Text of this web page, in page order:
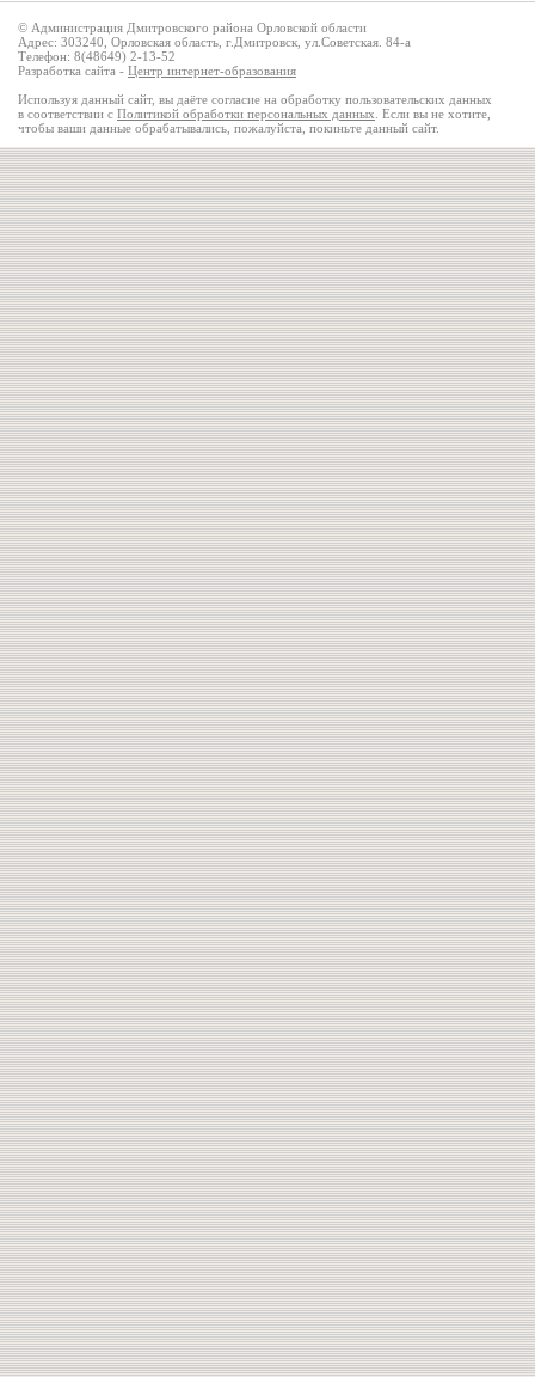
© Администрация Дмитровского района Орловской области
Адрес: 303240, Орловская область, г.Дмитровск, ул.Советская. 84-а
Телефон: 8(48649) 2-13-52
Разработка сайта - Центр интернет-образования
Используя данный сайт, вы даёте согласие на обработку пользовательских данных
в соответствии с Политикой обработки персональных данных . Если вы не хотите,
чтобы ваши данные обрабатывались, пожалуйста, покиньте данный сайт.